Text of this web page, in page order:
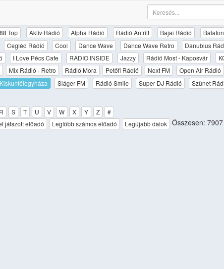
Top Aktív Rádió Alpha Rádió Rádió Antritt Bajai Rádió
Cegléd Rádió Cool Dance Wave Dance Wave Retro Danubius
I Love Pécs Cafe RADIO INSIDE Jazzy Rádió Most - Kaposvár
Mix Rádió - Retro Rádió Mora Petőfi Rádió Next FM Open Air Rádió
Sláger FM Rádió Smile Super DJ Rádió Szünet
R S T U V W X Y Z
#
játszott előadó Legtöbb számos előadó Legújabb dalok Összesen: